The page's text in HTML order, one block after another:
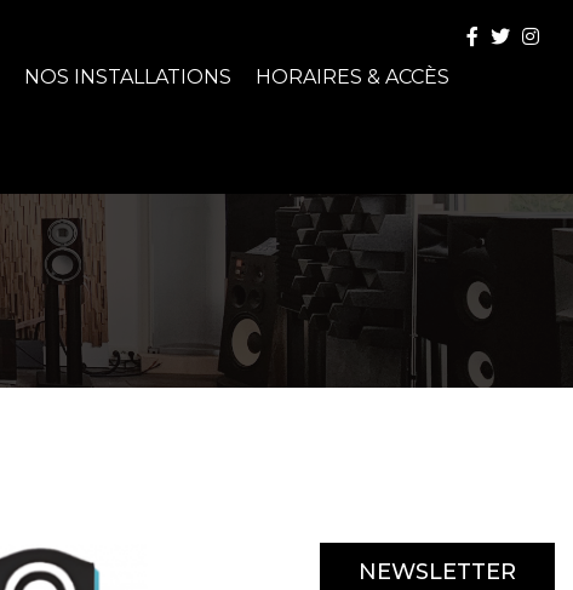
NOS INSTALLATIONS
HORAIRES & ACCÈS
NEWSLETTER